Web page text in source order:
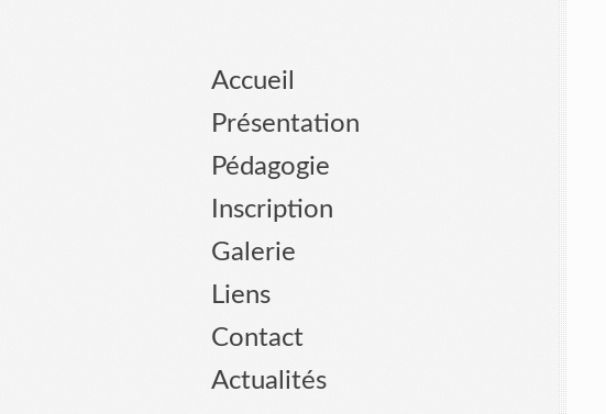
Accueil
Présentation
Pédagogie
Inscription
Galerie
Liens
Contact
Actualités